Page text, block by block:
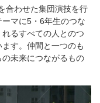
合わせた集団演技を行
マに5・6年生のつな
るすべての人とのつ
す。仲間と一つのも
未来につながるもの